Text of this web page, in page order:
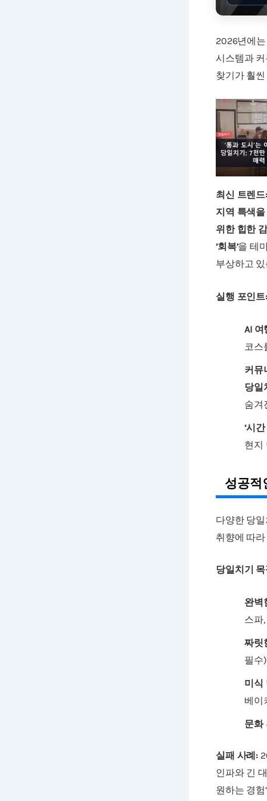
2026년에
시스템과 커
찾기가 훨
최신 트렌드:
지역 특색
위한 힙한
‘회복’을 테
부상하고
실행 포인트:
AI 여
코스
커뮤
당일
숨겨
‘시
현지
성공적
다양한 당
취향에 따
당일치기
완벽
스파
짜릿
필수)
미식
베이
문화
실패 사례:
인파와 긴
원하는 경